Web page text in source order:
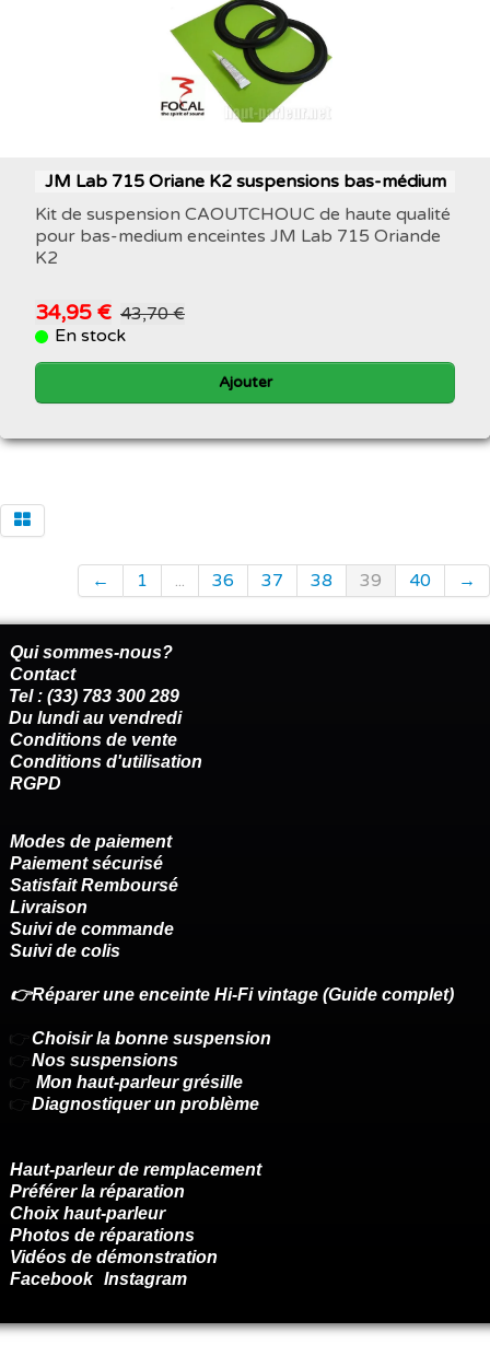
JM Lab 715 Oriane K2 suspensions bas-médium
Kit de suspension CAOUTCHOUC de haute qualité
pour bas-medium enceintes JM Lab 715 Oriande
K2
34,95 € 43,70 €
En stock
Ajouter
← 1 ... 36 37 38 39 40 →
Qui sommes-nous?
Contact
Tel : (33) 783 300 289
Du lundi au vendredi
Conditions de vente
Conditions d'utilisation
RGPD
Modes de paiement
Paiement sécurisé
Satisfait Remboursé
Livraison
Suivi de commande
Suivi de colis
👉Réparer une enceinte Hi-Fi vintage (Guide complet)
👉 Choisir la bonne suspension
👉 Nos suspensions
👉 Mon haut-parleur grésille
👉 Diagnostiquer un problème
Haut-parleur de remplacement
Préférer la réparation
Choix haut-parleur
Photos de réparations
Vidéos de démonstration
Facebook Instagram